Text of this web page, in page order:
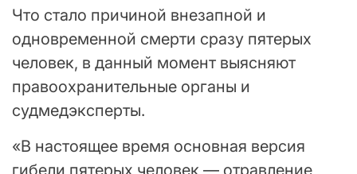
Что стало причиной внезапной и
одновременной смерти сразу пятерых
человек, в данный момент выясняют
правоохранительные органы и
судмедэксперты.
«В настоящее время основная версия